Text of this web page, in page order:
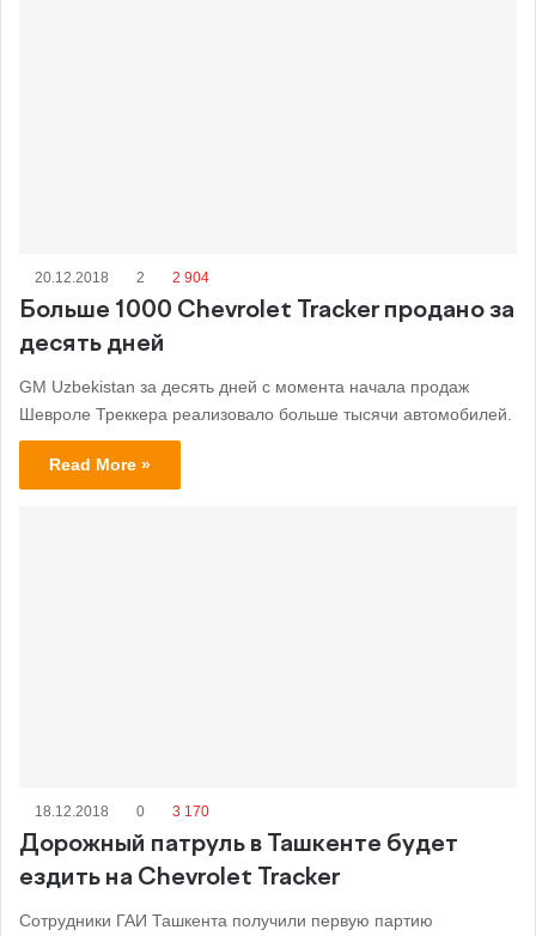
20.12.2018 2 2 904
Больше 1000 Chevrolet Tracker продано за
десять дней
GM Uzbekistan за десять дней с момента начала продаж
Шевроле Треккера реализовало больше тысячи автомобилей.
Read More »
18.12.2018 0 3 170
Дорожный патруль в Ташкенте будет
ездить на Chevrolet Tracker
Сотрудники ГАИ Ташкента получили первую партию